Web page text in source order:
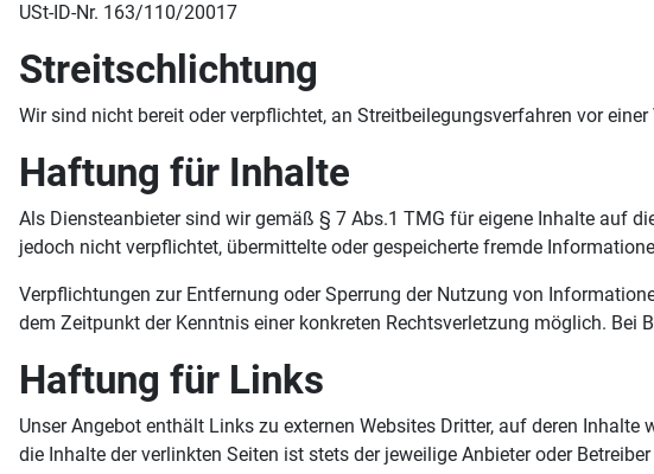
USt-ID-Nr. 163/110/20017
Streitschlichtung
Wir sind nicht bereit oder verpflichtet, an Streitbeilegungsverfahren vor
Haftung für Inhalte
Als Diensteanbieter sind wir gemäß § 7 Abs.1 TMG für eigene Inhalte auf
jedoch nicht verpflichtet, übermittelte oder gespeicherte fremde
Verpflichtungen zur Entfernung oder Sperrung der Nutzung von
dem Zeitpunkt der Kenntnis einer konkreten Rechtsverletzung möglich. Bei
Haftung für Links
Unser Angebot enthält Links zu externen Websites Dritter, auf deren
die Inhalte der verlinkten Seiten ist stets der jeweilige Anbieter oder